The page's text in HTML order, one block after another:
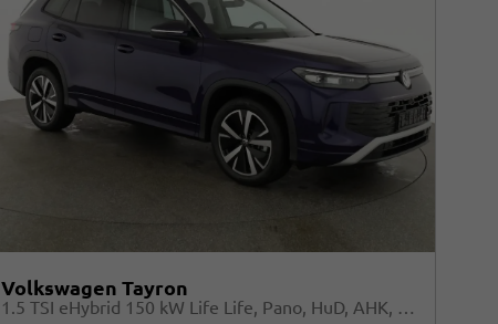
Volkswagen Tayron
1.5 TSI eHybrid 150 kW Life Life, Pano, HuD, AHK, AreaView, Side, Navi, Winter, 5-J. Garantie